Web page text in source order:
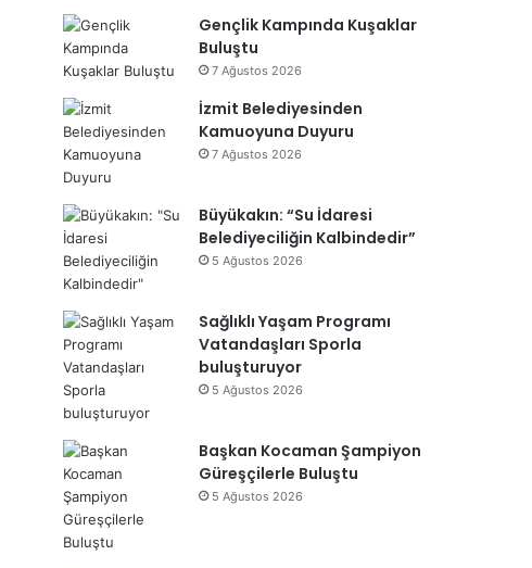
Gençlik Kampında Kuşaklar
Buluştu
7 Ağustos 2026
İzmit Belediyesinden
Kamuoyuna Duyuru
7 Ağustos 2026
Büyükakın: “Su İdaresi
Belediyeciliğin Kalbindedir”
5 Ağustos 2026
Sağlıklı Yaşam Programı
Vatandaşları Sporla
buluşturuyor
5 Ağustos 2026
Başkan Kocaman Şampiyon
Güreşçilerle Buluştu
5 Ağustos 2026